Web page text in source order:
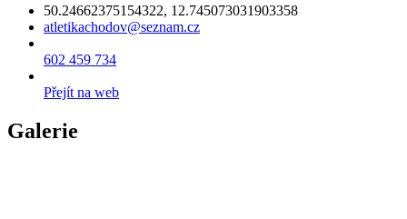
50.24662375154322, 12.745073031903358
atletikachodov@seznam.cz
602 459 734
Přejít na web
Galerie